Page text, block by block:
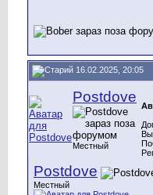
16.02.2025, 20:05
Postdove
Местный
Вы
Postdove
Местный